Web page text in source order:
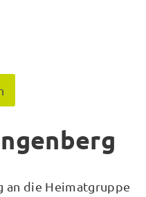
an die Heimatgruppe